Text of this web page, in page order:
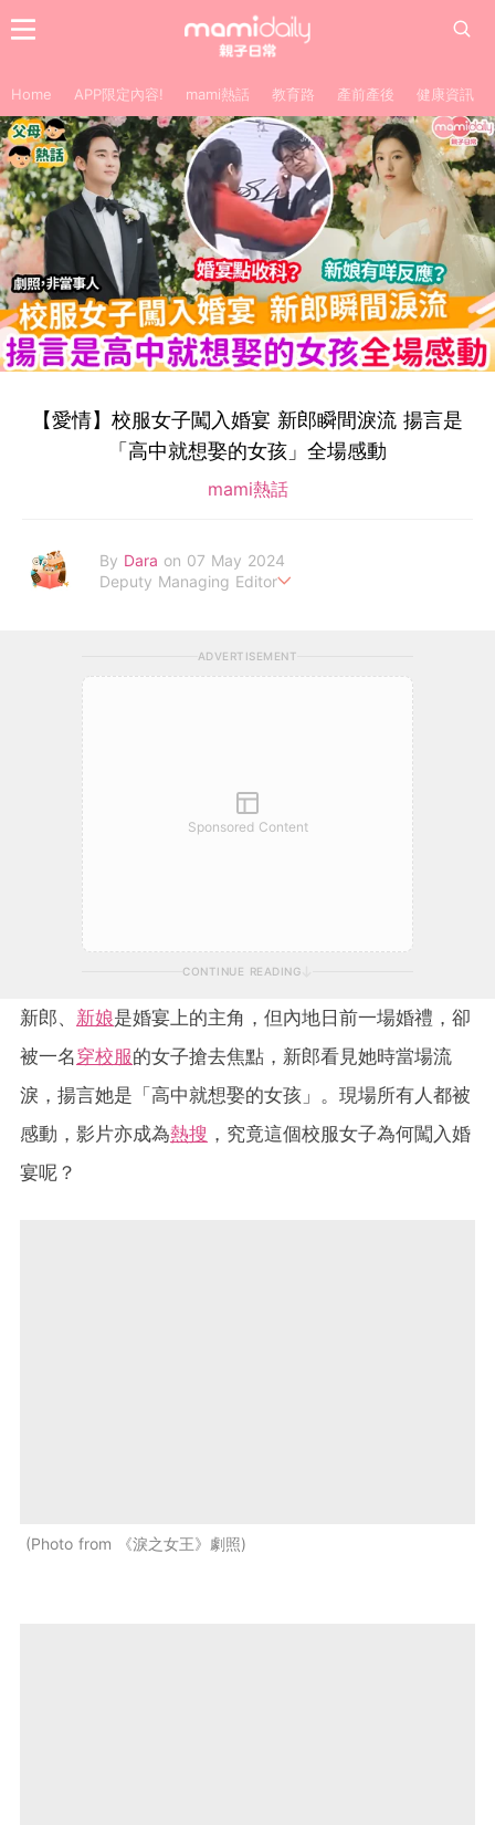
Home APP限定內容! mami熱話 教育路 產前產後 健康資訊
【愛情】校服女子闖入婚宴 新郎瞬間淚流 揚言是
「高中就想娶的女孩」全場感動
mami熱話
By Dara on 07 May 2024
Deputy Managing Editor
ADVERTISEMENT
Sponsored Content
CONTINUE READING
新郎、 新娘是婚宴上的主角，但內地日前一場婚禮，卻
被一名穿校服的女子搶去焦點，新郎看見她時當場流
淚，揚言她是「高中就想娶的女孩」。現場所有人都被
感動，影片亦成為熱搜 ，究竟這個校服女子為何闖入婚
宴呢？
Photo from 《淚之女王》劇照